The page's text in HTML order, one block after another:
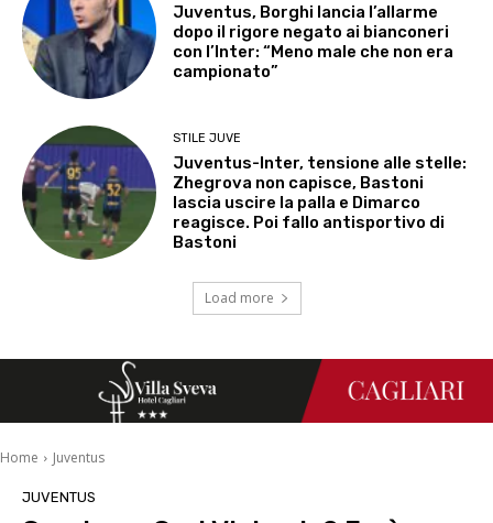
Juventus, Borghi lancia l’allarme
dopo il rigore negato ai bianconeri
con l’Inter: “Meno male che non era
campionato”
STILE JUVE
Juventus-Inter, tensione alle stelle:
Zhegrova non capisce, Bastoni
lascia uscire la palla e Dimarco
reagisce. Poi fallo antisportivo di
Bastoni
Load more